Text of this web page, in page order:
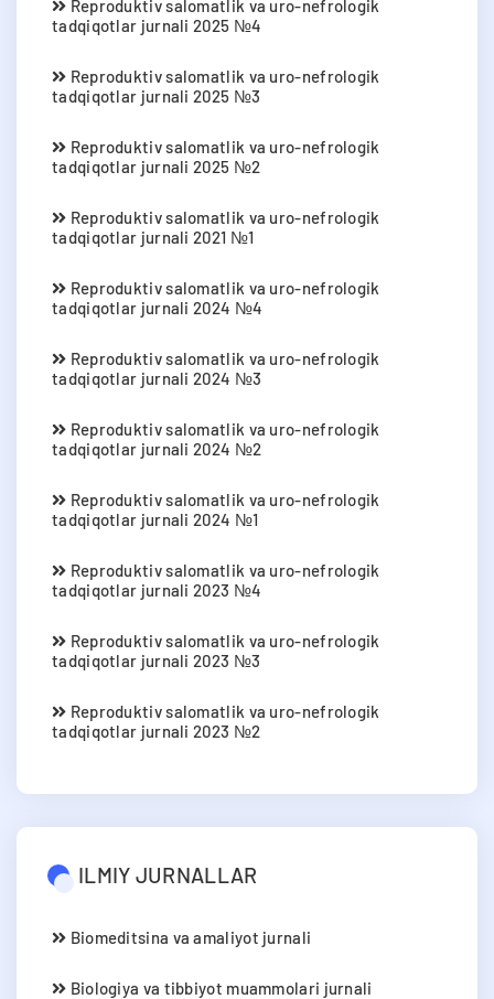
Reproduktiv salomatlik va uro-nefrologik
tadqiqotlar jurnali 2025 №4
Reproduktiv salomatlik va uro-nefrologik
tadqiqotlar jurnali 2025 №3
Reproduktiv salomatlik va uro-nefrologik
tadqiqotlar jurnali 2025 №2
Reproduktiv salomatlik va uro-nefrologik
tadqiqotlar jurnali 2021 №1
Reproduktiv salomatlik va uro-nefrologik
tadqiqotlar jurnali 2024 №4
Reproduktiv salomatlik va uro-nefrologik
tadqiqotlar jurnali 2024 №3
Reproduktiv salomatlik va uro-nefrologik
tadqiqotlar jurnali 2024 №2
Reproduktiv salomatlik va uro-nefrologik
tadqiqotlar jurnali 2024 №1
Reproduktiv salomatlik va uro-nefrologik
tadqiqotlar jurnali 2023 №4
Reproduktiv salomatlik va uro-nefrologik
tadqiqotlar jurnali 2023 №3
Reproduktiv salomatlik va uro-nefrologik
tadqiqotlar jurnali 2023 №2
ILMIY JURNALLAR
Biomeditsina va amaliyot jurnali
Biologiya va tibbiyot muammolari jurnali